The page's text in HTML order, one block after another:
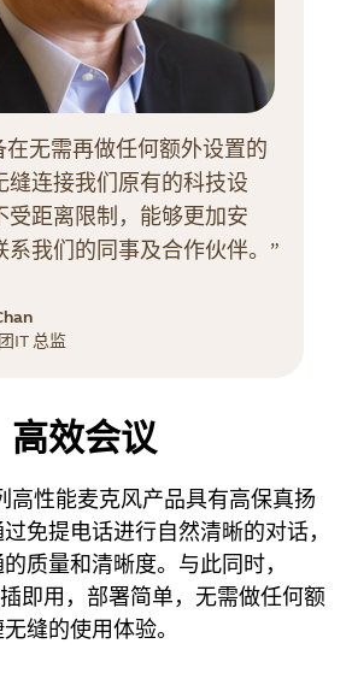
在无需再做任何额外设置的
缝连接我们原有的科技设
受距离限制，能够更加安
系我们的同事及合作伙伴。”
IT 总监
高效会议
高性能麦克风产品具有高保真扬
免提电话进行自然清晰的对话，
质量和清晰度。与此同时，
即用，部署简单，无需做任何额
缝的使用体验。